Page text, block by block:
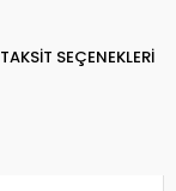
TAKSİT SEÇENEKLERİ